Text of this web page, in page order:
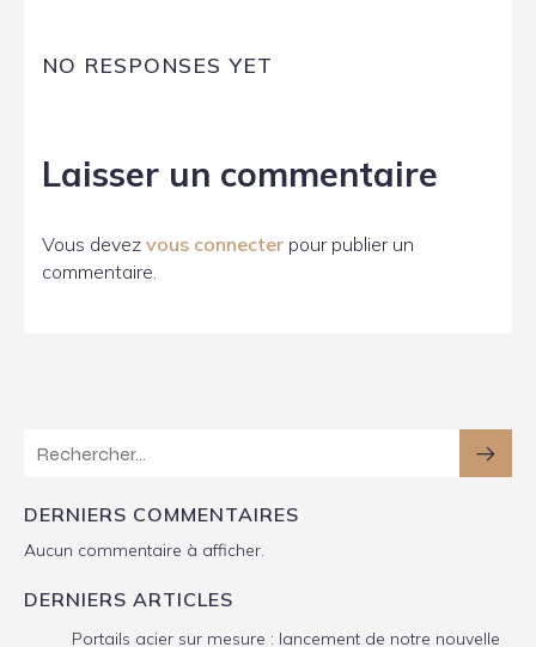
NO RESPONSES YET
Laisser un commentaire
Vous devez vous connecter pour publier un
commentaire.
DERNIERS COMMENTAIRES
Aucun commentaire à afficher.
DERNIERS ARTICLES
Portails acier sur mesure : lancement de notre nouvelle